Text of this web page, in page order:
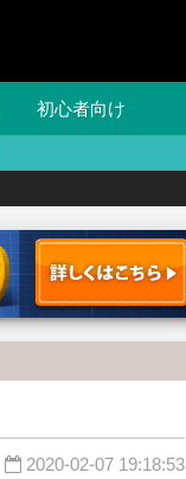
初心者向け
2020-02-07 19:18:53